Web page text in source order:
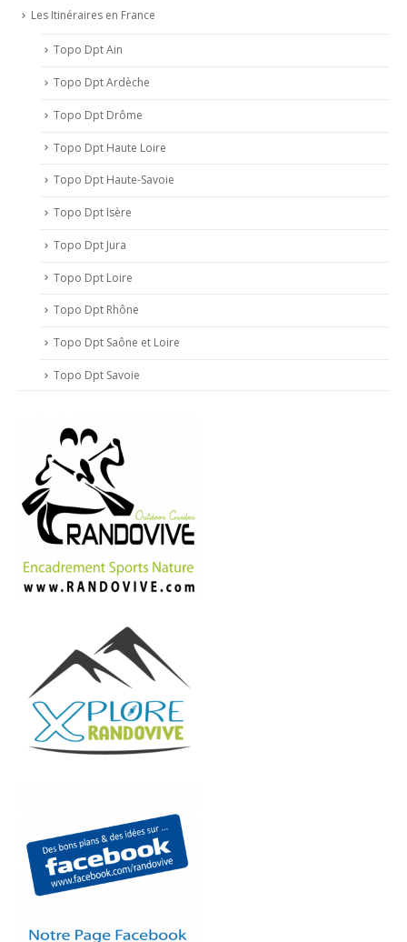
Les Itinéraires en France
Topo Dpt Ain
Topo Dpt Ardèche
Topo Dpt Drôme
Topo Dpt Haute Loire
Topo Dpt Haute-Savoie
Topo Dpt Isère
Topo Dpt Jura
Topo Dpt Loire
Topo Dpt Rhône
Topo Dpt Saône et Loire
Topo Dpt Savoie